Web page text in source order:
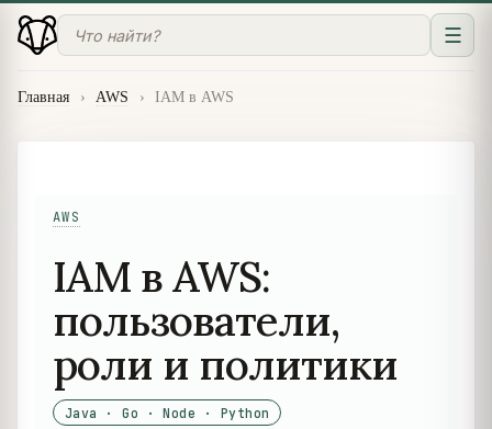
☰
Главная › AWS › IAM в AWS
AWS
IAM в AWS:
пользователи,
роли и политики
Java · Go · Node · Python